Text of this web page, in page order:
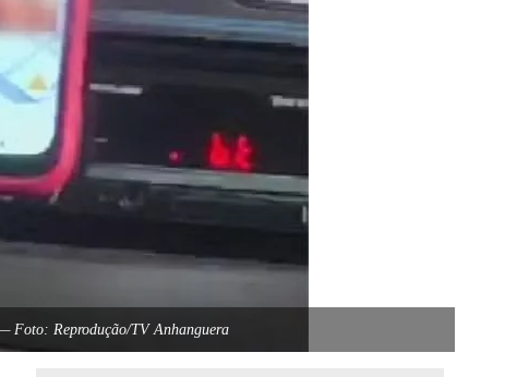
Foto: Reprodução/TV Anhanguera